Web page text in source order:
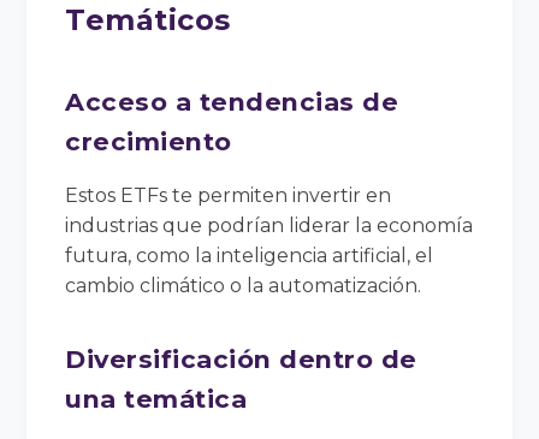
Temáticos
Acceso a tendencias de
crecimiento
Estos ETFs te permiten invertir en
industrias que podrían liderar la economía
futura, como la inteligencia artificial, el
cambio climático o la automatización.
Diversificación dentro de
una temática